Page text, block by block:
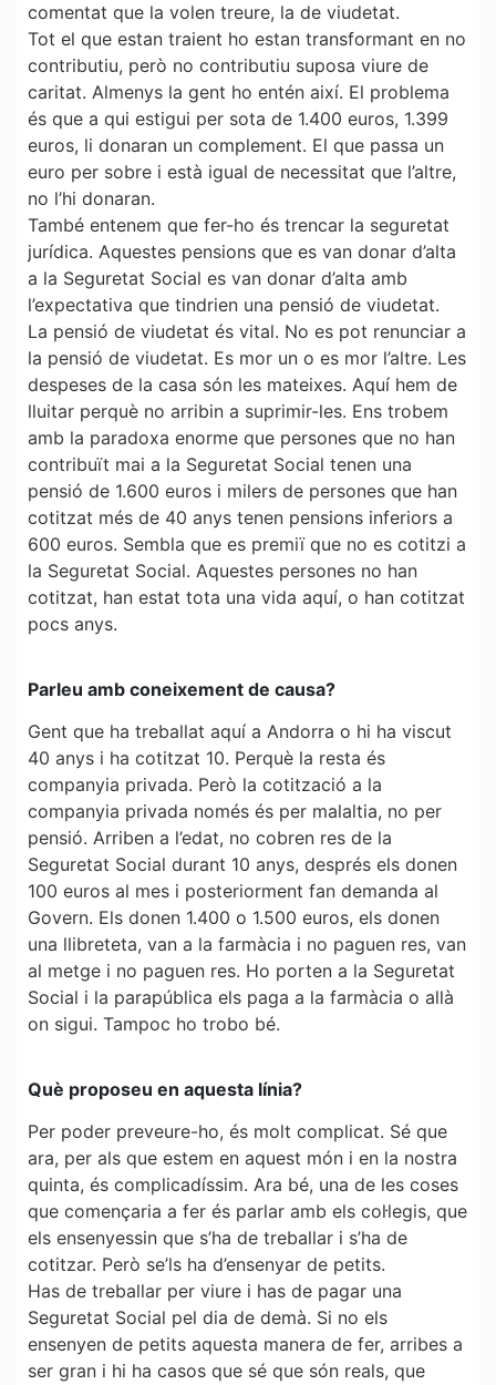
comentat que la volen treure, la de viudetat.
Tot el que estan traient ho estan transformant en no
contributiu, però no contributiu suposa viure de
caritat. Almenys la gent ho entén així. El problema
és que a qui estigui per sota de 1.400 euros, 1.399
euros, li donaran un complement. El que passa un
euro per sobre i està igual de necessitat que l’altre,
no l’hi donaran.
També entenem que fer-ho és trencar la seguretat
jurídica. Aquestes pensions que es van donar d’alta
a la Seguretat Social es van donar d’alta amb
l’expectativa que tindrien una pensió de viudetat.
La pensió de viudetat és vital. No es pot renunciar a
la pensió de viudetat. Es mor un o es mor l’altre. Les
despeses de la casa són les mateixes. Aquí hem de
lluitar perquè no arribin a suprimir-les. Ens trobem
amb la paradoxa enorme que persones que no han
contribuït mai a la Seguretat Social tenen una
pensió de 1.600 euros i milers de persones que han
cotitzat més de 40 anys tenen pensions inferiors a
600 euros. Sembla que es premiï que no es cotitzi a
la Seguretat Social. Aquestes persones no han
cotitzat, han estat tota una vida aquí, o han cotitzat
pocs anys.
Parleu amb coneixement de causa?
Gent que ha treballat aquí a Andorra o hi ha viscut
40 anys i ha cotitzat 10. Perquè la resta és
companyia privada. Però la cotització a la
companyia privada només és per malaltia, no per
pensió. Arriben a l’edat, no cobren res de la
Seguretat Social durant 10 anys, després els donen
100 euros al mes i posteriorment fan demanda al
Govern. Els donen 1.400 o 1.500 euros, els donen
una llibreteta, van a la farmàcia i no paguen res, van
al metge i no paguen res. Ho porten a la Seguretat
Social i la parapública els paga a la farmàcia o allà
on sigui. Tampoc ho trobo bé.
Què proposeu en aquesta línia?
Per poder preveure-ho, és molt complicat. Sé que
ara, per als que estem en aquest món i en la nostra
quinta, és complicadíssim. Ara bé, una de les coses
que començaria a fer és parlar amb els col·legis, que
els ensenyessin que s’ha de treballar i s’ha de
cotitzar. Però se’ls ha d’ensenyar de petits.
Has de treballar per viure i has de pagar una
Seguretat Social pel dia de demà. Si no els
ensenyen de petits aquesta manera de fer, arribes a
ser gran i hi ha casos que sé que són reals, que